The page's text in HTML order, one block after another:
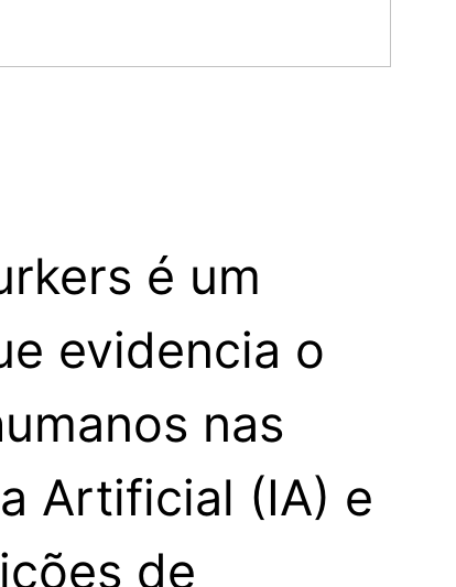
é um
evidencia o
nas
Artificial (IA) e
de